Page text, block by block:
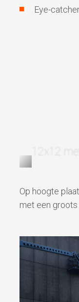
Eye-
Op hoogte
met een